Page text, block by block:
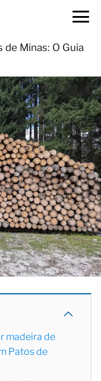
Minas: O Guia
madeira de
Patos de